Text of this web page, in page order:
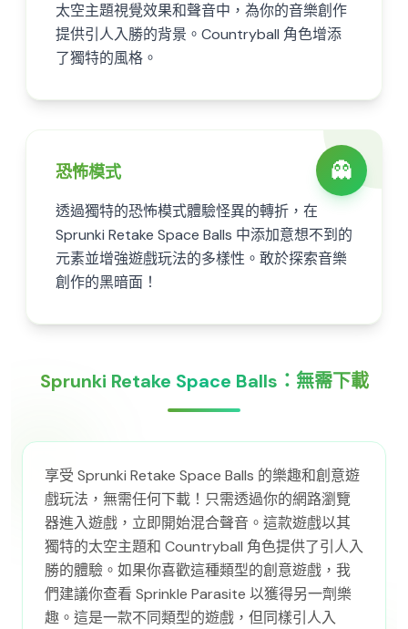
太空主題視覺效果和聲音中，為你的音樂創作
提供引人入勝的背景。Countryball 角色增添
了獨特的風格。
👻
恐怖模式
透過獨特的恐怖模式體驗怪異的轉折，在
Sprunki Retake Space Balls 中添加意想不到的
元素並增強遊戲玩法的多樣性。敢於探索音樂
創作的黑暗面！
Sprunki Retake Space Balls：無需下載
享受 Sprunki Retake Space Balls 的樂趣和創意遊
戲玩法，無需任何下載！只需透過你的網路瀏覽
器進入遊戲，立即開始混合聲音。這款遊戲以其
獨特的太空主題和 Countryball 角色提供了引人入
勝的體驗。如果你喜歡這種類型的創意遊戲，我
們建議你查看 Sprinkle Parasite 以獲得另一劑樂
趣。這是一款不同類型的遊戲，但同樣引人入